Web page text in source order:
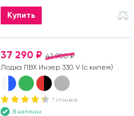
Купить
42 900 ₽
37 290 ₽
Лодка ПВХ Инзер 330 V (с килем)
7 отзывов
В наличии